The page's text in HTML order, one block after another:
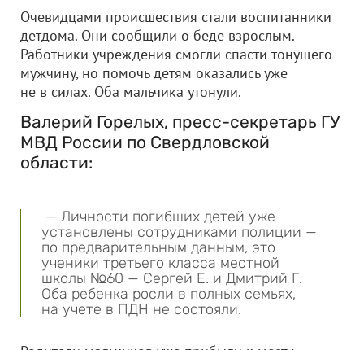
Очевидцами происшествия стали воспитанники
детдома. Они сообщили о беде взрослым.
Работники учреждения смогли спасти тонущего
мужчину, но помочь детям оказались уже
не в силах. Оба мальчика утонули.
Валерий Горелых, пресс-секретарь ГУ
МВД России по Свердловской
области:
— Личности погибших детей уже
установлены сотрудниками полиции —
по предварительным данным, это
ученики третьего класса местной
школы №60 — Сергей Е. и Дмитрий Г.
Оба ребенка росли в полных семьях,
на учете в ПДН не состояли.